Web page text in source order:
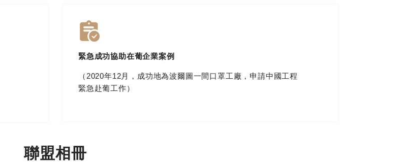
緊急成功協助在葡企業案例
（2020年12月，成功地為波爾圖一間口罩工廠，申請中國工程
緊急赴葡工作）
聯盟相冊